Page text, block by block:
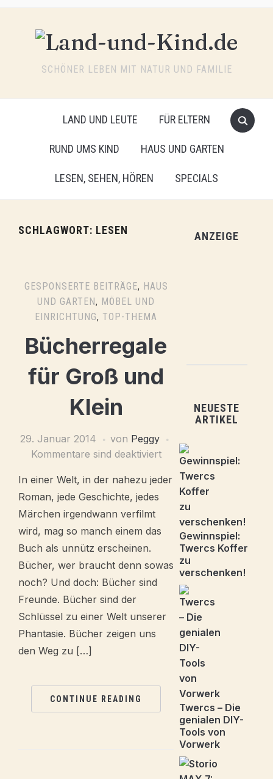
SCHÖNER LEBEN MIT NATUR UND FAMILIE
LAND UND LEUTE FÜR ELTERN
RUND UMS KIND HAUS UND GARTEN
LESEN, SEHEN, HÖREN SPECIALS
SCHLAGWORT: LESEN
GESPONSERTE BEITRÄGE, HAUS
UND GARTEN, MÖBEL UND
EINRICHTUNG, TOP-THEMA
Bücherregale
für Groß und
Klein
29. Januar 2014 von Peggy
Kommentare sind deaktiviert
In einer Welt, in der nahezu jeder
Roman, jede Geschichte, jedes
Märchen irgendwann verfilmt
wird, mag so manch einem das
Buch als unnütz erscheinen.
Bücher, wer braucht denn sowas
noch? Und doch: Bücher sind
Freunde. Bücher sind der
Schlüssel zu einer Welt unserer
Phantasie. Bücher zeigen uns
den Weg zu […]
CONTINUE READING
ANZEIGE
NEUESTE
ARTIKEL
Gewinnspiel:
Twercs Koffer
zu
verschenken!
Twercs – Die
genialen DIY-
Tools von
Vorwerk